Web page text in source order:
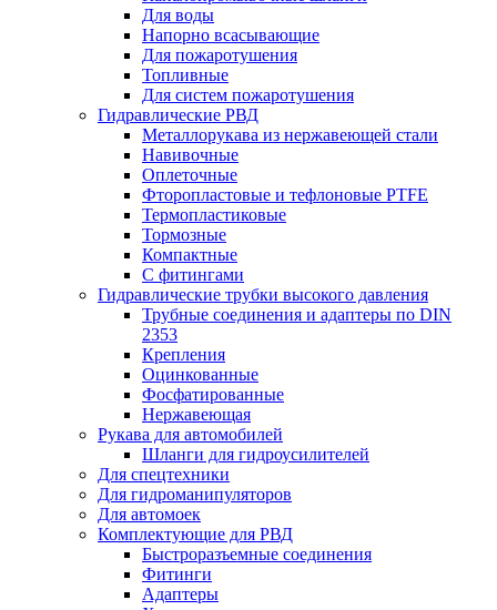
Для воды
Напорно всасывающие
Для пожаротушения
Топливные
Для систем пожаротушения
Гидравлические РВД
Металлорукава из нержавеющей стали
Навивочные
Оплеточные
Фторопластовые и тефлоновые PTFE
Термопластиковые
Тормозные
Компактные
С фитингами
Гидравлические трубки высокого давления
Трубные соединения и адаптеры по DIN
2353
Крепления
Оцинкованные
Фосфатированные
Нержавеющая
Рукава для автомобилей
Шланги для гидроусилителей
Для спецтехники
Для гидроманипуляторов
Для автомоек
Комплектующие для РВД
Быстроразъемные соединения
Фитинги
Адаптеры